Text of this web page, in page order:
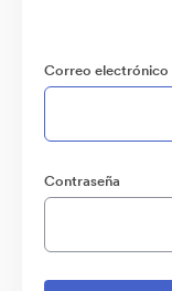
Correo electrónico
Contraseña